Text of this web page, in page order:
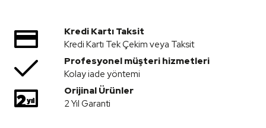
Kredi Kartı Taksit
Kredi Kartı Tek Çekim veya Taksit
Profesyonel müşteri hizmetleri
Kolay iade yöntemi
Orijinal Ürünler
2 Yıl Garanti